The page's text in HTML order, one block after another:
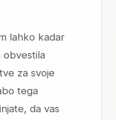
lahko kadar
za svoje
tega
da vas